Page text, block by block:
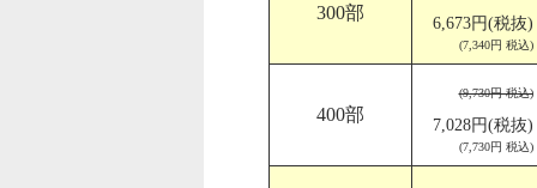
300部
6,673円(税抜)
(7,340円 税込)
400部
(9,730円 税込)
7,028円(税抜)
(7,730円 税込)